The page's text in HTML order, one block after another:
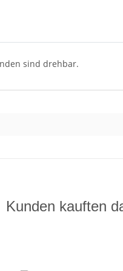
sind drehbar.
Kunden kauften